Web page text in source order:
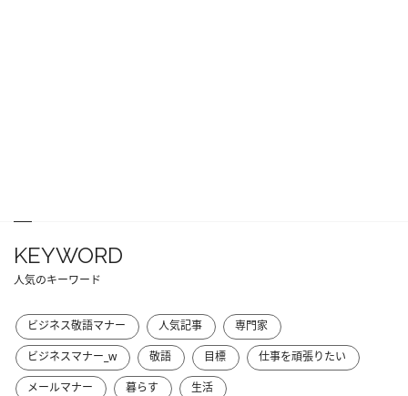
KEYWORD
人気のキーワード
ビジネス敬語マナー 人気記事
専門家
ビジネスマナー_w
敬語 目標
仕事を頑張りたい
メールマナー
暮らす 生活